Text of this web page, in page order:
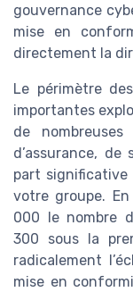
gouvernance
mise en
directement la
Le périmètre
importantes
de
d’assurance,
part significative
votre groupe. En
000 le nombre
300 sous la
radicalement
mise en